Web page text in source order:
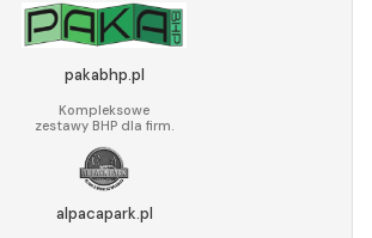
pakabhp.pl
Kompleksowe
zestawy BHP dla firm.
alpacapark.pl